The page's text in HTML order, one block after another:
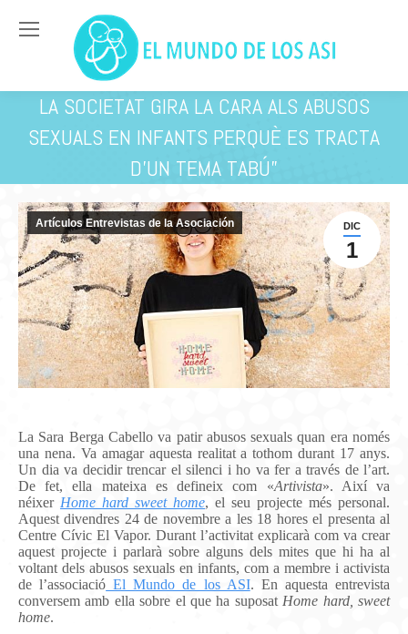
LA SOCIETAT GIRA LA CARA ALS ABUSOS
SEXUALS EN INFANTS PERQUÈ ES TRACTA
D’UN TEMA TABÚ”
DIC
1
Artículos Entrevistas de la Asociación
La Sara Berga Cabello va patir abusos sexuals quan era només
una nena. Va amagar aquesta realitat a tothom durant 17 anys.
Un dia va decidir trencar el silenci i ho va fer a través de l’art.
De fet, ella mateixa es defineix com «Artivista». Així va
néixer Home hard sweet home, el seu projecte més personal.
Aquest divendres 24 de novembre a les 18 hores el presenta al
Centre Cívic El Vapor. Durant l’activitat explicarà com va crear
aquest projecte i parlarà sobre alguns dels mites que hi ha al
voltant dels abusos sexuals en infants, com a membre i activista
de l’associació El Mundo de los ASI. En aquesta entrevista
conversem amb ella sobre el que ha suposat Home hard, sweet
home.